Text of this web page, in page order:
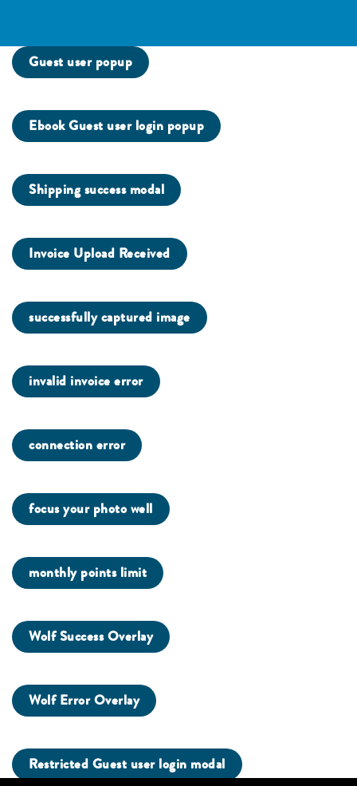
Guest user popup
Ebook Guest user login popup
Shipping success modal
Invoice Upload Received
successfully captured image
invalid invoice error
connection error
focus your photo well
monthly points limit
Wolf Success Overlay
Wolf Error Overlay
Restricted Guest user login modal